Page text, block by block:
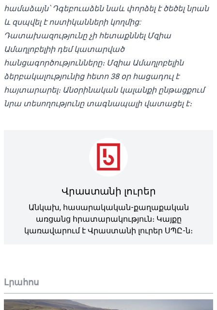
Լրահոս
համաձայն՝ Դգեբուաձեն նաև փորձել է ծեծել նրան
և զսպվել է ոստիկանների կողմից:
Դատախազությունը չի հետաքննել Մզիա
Ամաղլոբելիի դեմ կատարված
հանցագործությունները։ Մզիա Ամաղլոբելին
ձերբակալությունից հետո 38 օր հացադուլ է
հայտարարել։ Անօրինական կալանքի ընթացքում
նրա տեսողությունը տագնապալի վատացել է։
Վրաստանի լուրեր
Անկախ, հասարակական-քաղաքական
առցանց հրատարակություն։ Կայքը
կառավարում է Վրաստանի լուրեր ՍՊԸ-ն։